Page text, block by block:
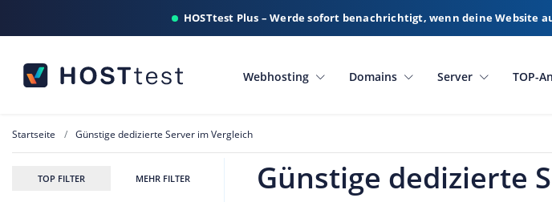
HOSTtest Plus – Werde sofort benachrichtigt, wenn deine Website
Webhosting Domains Server TOP-
Startseite Günstige dedizierte Server im Vergleich
TOP FILTER MEHR FILTER Günstige dedizierte